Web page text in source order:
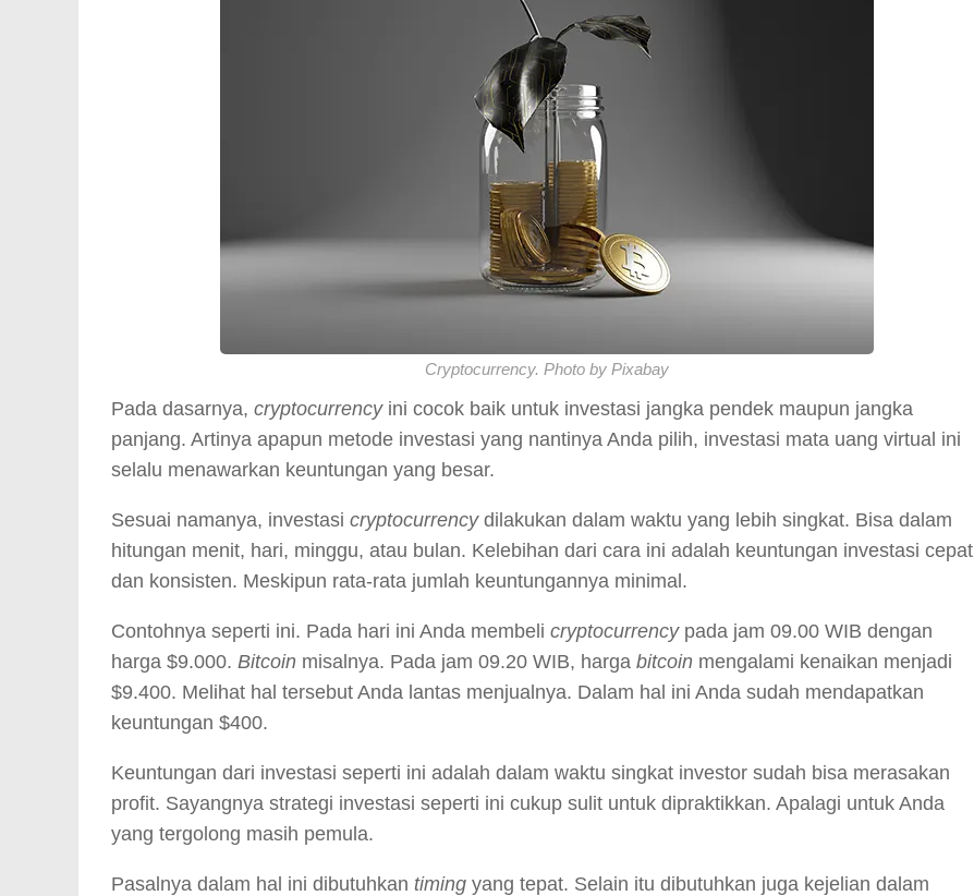
Cryptocurrency. Photo by Pixabay
Pada dasarnya, cryptocurrency ini cocok baik untuk investasi jangka pendek maupun jangka
panjang. Artinya apapun metode investasi yang nantinya Anda pilih, investasi mata uang virtual ini
selalu menawarkan keuntungan yang besar.
Sesuai namanya, investasi cryptocurrencydilakukan dalam waktu yang lebih singkat. Bisa dalam
hitungan menit, hari, minggu, atau bulan. Kelebihan dari cara ini adalah keuntungan investasi cepat
dan konsisten. Meskipun rata-rata jumlah keuntungannya minimal.
Contohnya seperti ini. Pada hari ini Anda membeli cryptocurrency pada jam 09.00 WIB dengan
harga $9.000. Bitcoin misalnya. Pada jam 09.20 WIB, harga bitcoin mengalami kenaikan menjadi
$9.400. Melihat hal tersebut Anda lantas menjualnya. Dalam hal ini Anda sudah mendapatkan
keuntungan $400.
Keuntungan dari investasi seperti ini adalah dalam waktu singkat investor sudah bisa merasakan
profit. Sayangnya strategi investasi seperti ini cukup sulit untuk dipraktikkan. Apalagi untuk Anda
yang tergolong masih pemula.
Pasalnya dalam hal ini dibutuhkan timing yang tepat. Selain itu dibutuhkan juga kejelian dalam